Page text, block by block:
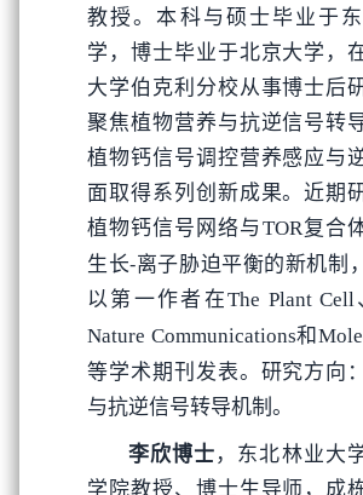
教授。本科与硕士毕业于
学，博士毕业于北京大学，
大学伯克利分校从事博士后
聚焦植物营养与抗逆信号转
植物钙信号调控营养感应与
面取得系列创新成果。近期
植物钙信号网络与 TOR复合
生长-离子胁迫平衡的新机制
以第一作者在The Plant Cell
Nature Communications和
等学术期刊发表。研究方向
与抗逆信号转导机制。
李欣博士，东北林业大
学院教授、博士生导师，成